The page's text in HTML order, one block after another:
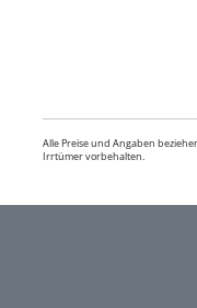
Alle Preise und Angaben
Irrtümer vorbehalten.